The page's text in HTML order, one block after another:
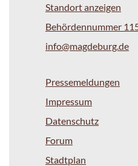
Standort anzeigen
Behördennummer
info@magdeburg.de
Pressemeldungen
Impressum
Datenschutz
Forum
Stadtplan